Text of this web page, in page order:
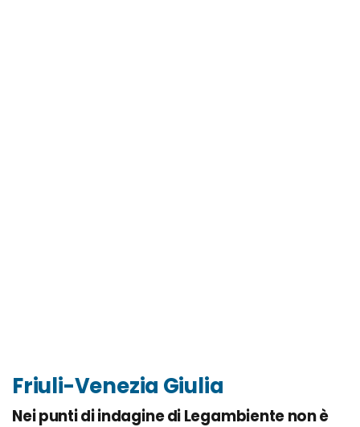
Friuli-Venezia Giulia
Nei punti di indagine di Legambiente non è